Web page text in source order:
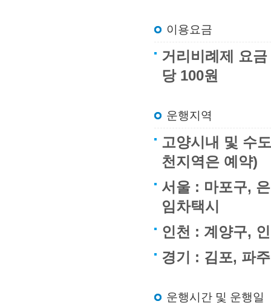
이용요금
거리비례제 요
당 100원
운행지역
고양시내 및 수
천지역은 예약)
서울 : 마포구,
임차택시
인천 : 계양구,
경기 : 김포, 파
운행시간 및 운행일